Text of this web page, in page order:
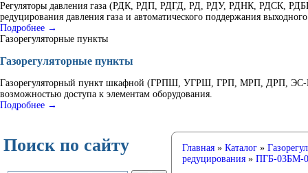
Регуляторы давления газа (РДК, РДП, РДГД, РД, РДУ, РДНК, РДСК,
редуцирования давления газа и автоматического поддержания
Подробнее →
Газорегуляторные пункты
Газорегуляторные пункты
Газорегуляторный пункт шкафной (ГРПШ, УГРШ, ГРП, МРП, ДРП, ЭС-
возможностью доступа к элементам оборудования.
Подробнее →
Поиск по сайту Главная» Каталог»
редуцирования» ПГБ-03БМ-